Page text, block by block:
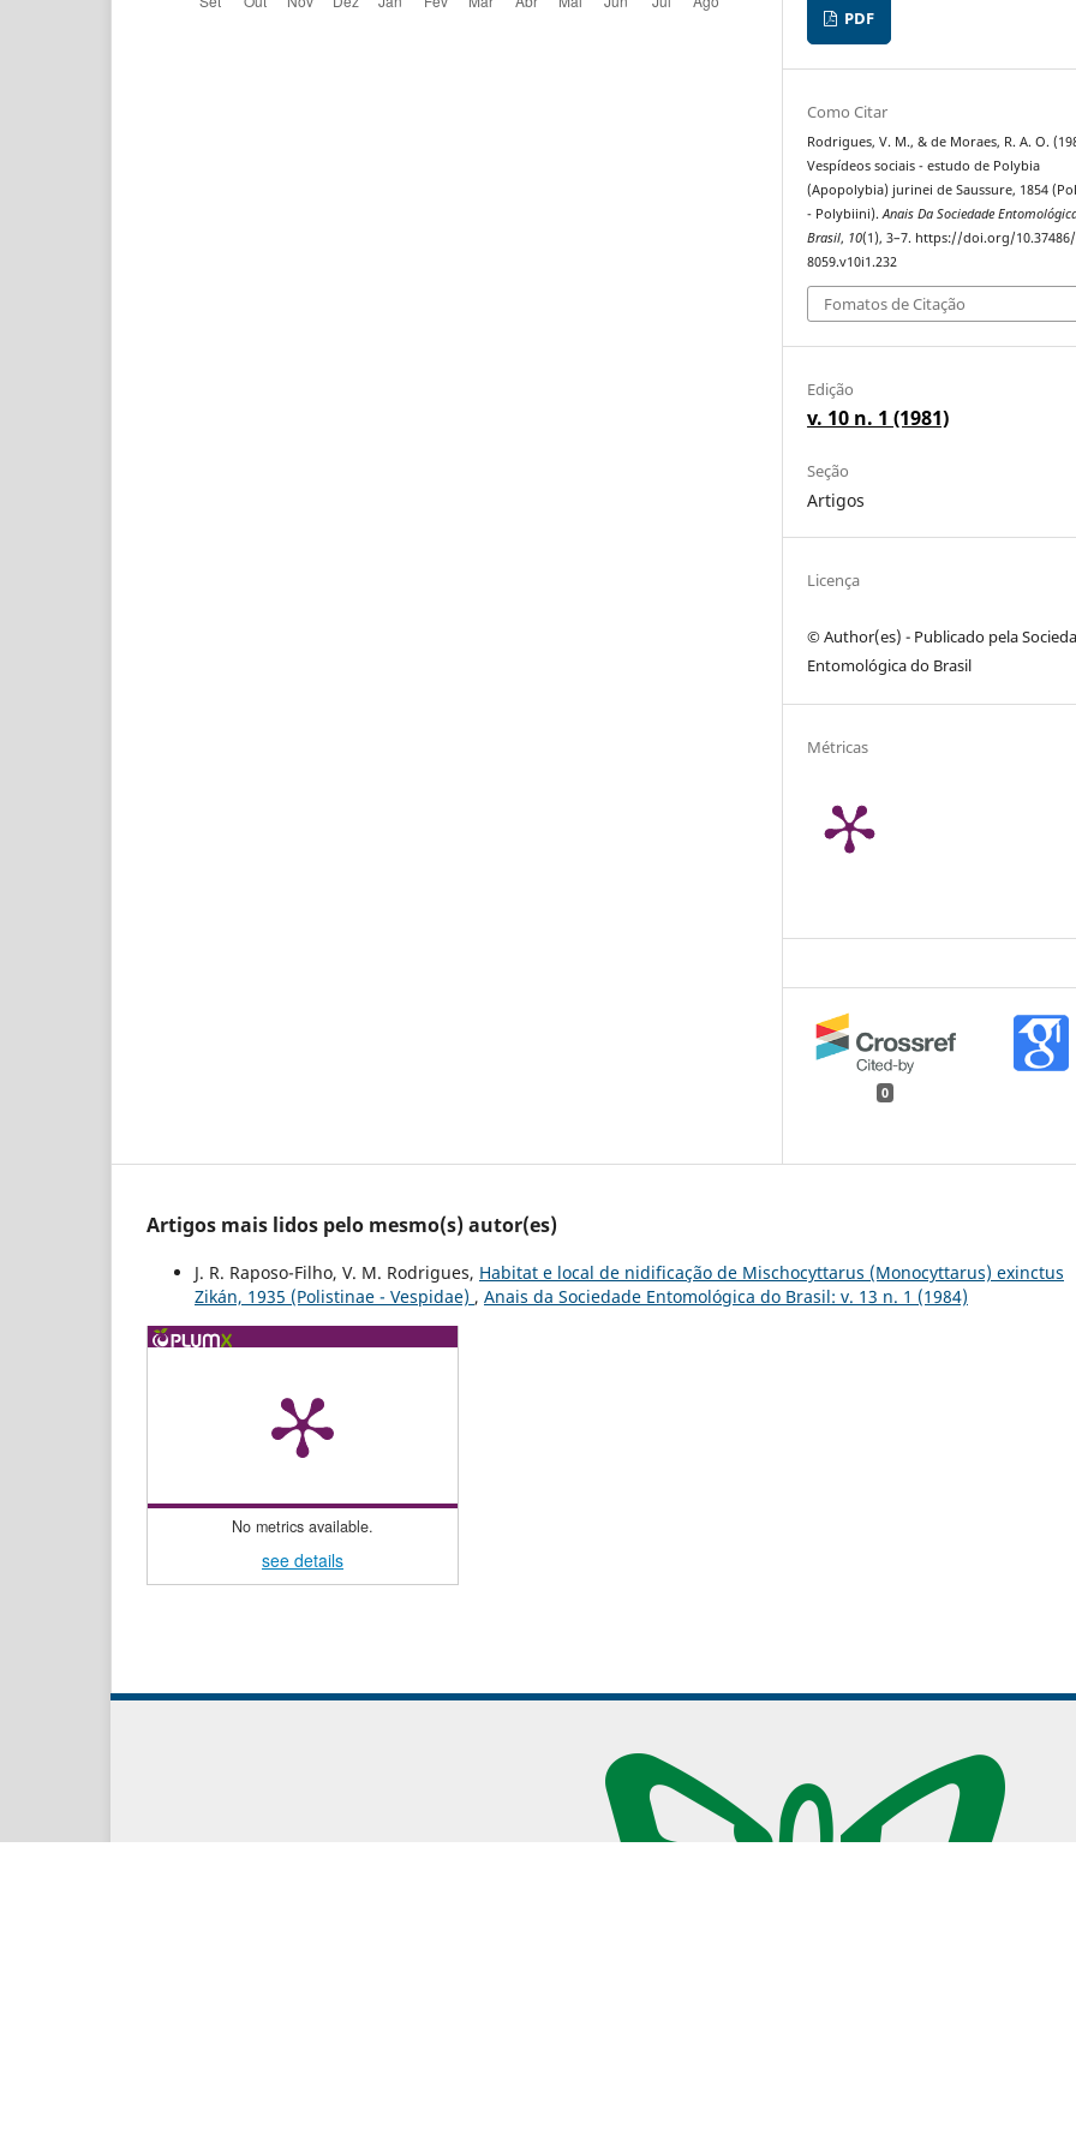
PDF
Como Citar
Rodrigues, V. M., & de Moraes, R. A. O.
Vespídeos sociais - estudo de Polybia
(Apopolybia) jurinei de Saussure, 1854
- Polybiini).Anais Da Sociedade
Brasil, 10(1), 3–7. https://doi.org/
8059.v10i1.232
Fomatos de Citação
Edição
v. 10 n. 1 (1981)
Seção
Artigos
Licença
© Author(es) - Publicado pela
Entomológica do Brasil
Métricas
0
Artigos mais lidos pelo mesmo(s) autor(es)
J. R. Raposo-Filho, V. M. Rodrigues, Habitat e local de nidificação de Mischocyttarus (Monocyttarus) exinctus
Zikán, 1935 (Polistinae - Vespidae) , Anais da Sociedade Entomológica do Brasil: v. 13 n. 1 (1984)
No metrics available.
see details